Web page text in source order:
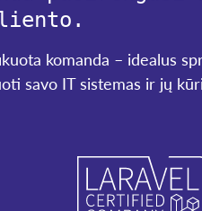
komanda – idealus
savo IT sistemas ir jų